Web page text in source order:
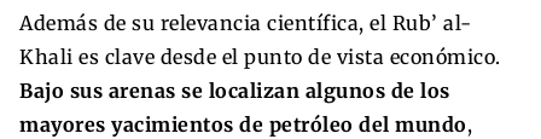
Además de su relevancia científica, el Rub’ al-
Khali es clave desde el punto de vista económico.
Bajo sus arenas se localizan algunos de los
mayores yacimientos de petróleo del mundo,